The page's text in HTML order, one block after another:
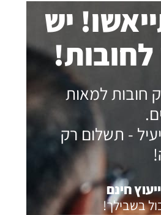
יש
לחובות!
חובות למאות
- תשלום רק
חינם
בשבילך!